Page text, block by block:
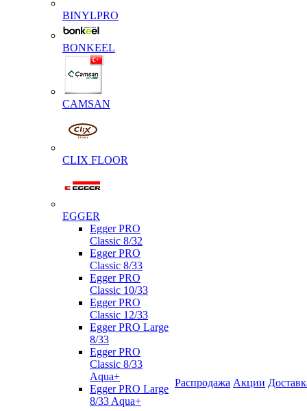
BINYLPRO
BONKEEL
CAMSAN
CLIX FLOOR
EGGER
Egger PRO
Classic 8/32
Egger PRO
Classic 8/33
Egger PRO
Classic 10/33
Egger PRO
Classic 12/33
Egger PRO Large
8/33
Egger PRO
Classic 8/33
Aqua+
Egger PRO Large
8/33 Aqua+
Распродажа Акции